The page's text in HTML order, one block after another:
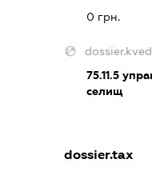
0 грн.
75.11.5
селищ
dossier.tax